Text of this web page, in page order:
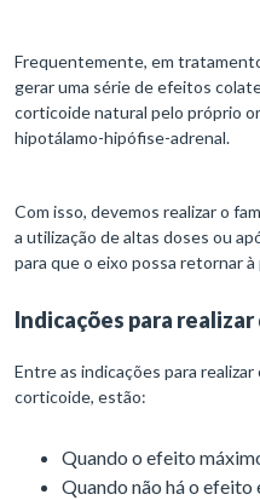
Frequentemente, em
gerar uma série de efeitos
corticoide natural pelo próprio
hipotálamo-hipófise-adrenal.
Com isso, devemos realizar o
a utilização de altas doses ou
para que o eixo possa retornar
Indicações para
Entre as indicações para
corticoide, estão:
Quando o efeito
Quando não há o